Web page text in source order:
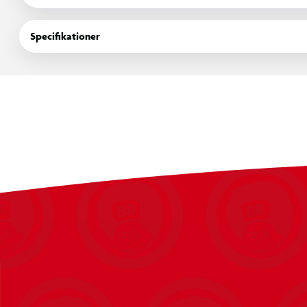
Specifikationer